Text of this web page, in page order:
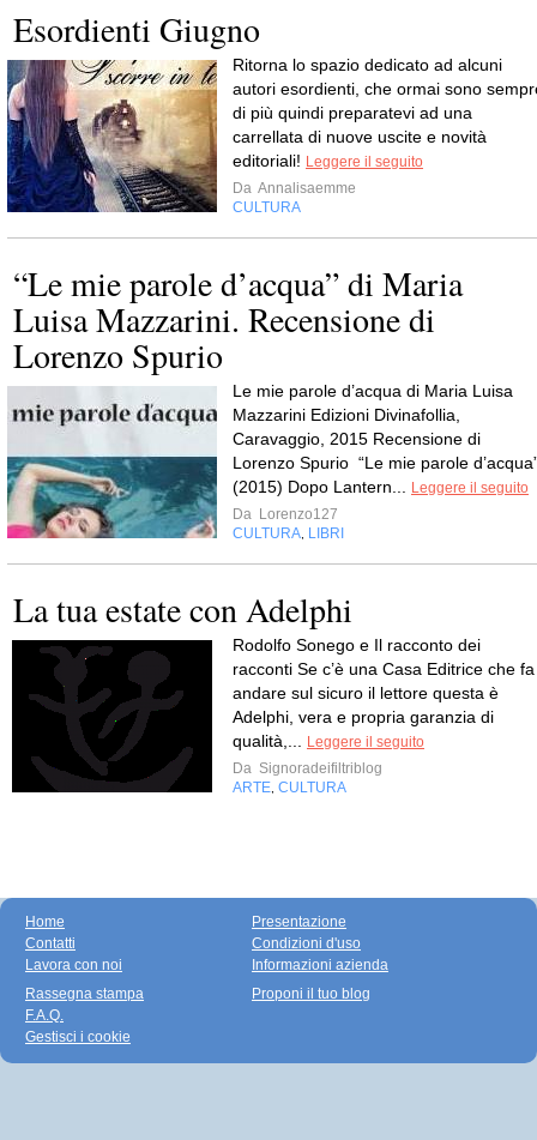
Esordienti Giugno
Ritorna lo spazio dedicato ad alcuni
autori esordienti, che ormai sono
di più quindi preparatevi ad una
carrellata di nuove uscite e novità
editoriali! Leggere il seguito
Da Annalisaemme
CULTURA
“Le mie parole d’acqua” di Maria
Luisa Mazzarini. Recensione di
Lorenzo Spurio
Le mie parole d’acqua di Maria Luisa
Mazzarini Edizioni Divinafollia,
Caravaggio, 2015 Recensione di
Lorenzo Spurio “Le mie parole
(2015) Dopo Lantern...
Leggere il seguito
Da Lorenzo127
CULTURA LIBRI
La tua estate con Adelphi
Rodolfo Sonego e Il racconto dei
racconti Se c’è una Casa Editrice che fa
andare sul sicuro il lettore questa è
Adelphi, vera e propria garanzia di
qualità,...
Leggere il seguito
Da Signoradeifiltriblog
ARTE CULTURA
Home
Contatti
Lavora con noi
Presentazione
Condizioni d'uso
Informazioni azienda
Rassegna stampa
F.A.Q.
Gestisci i cookie
Proponi il tuo blog